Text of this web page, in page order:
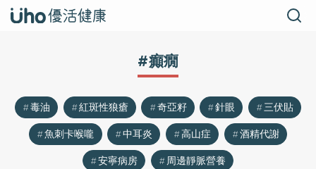
#癲癇
毒油 紅斑性狼瘡 奇亞籽 針眼
三伏貼
魚刺卡喉嚨
中耳炎 高山症
酒精代謝
安寧病房
周邊靜脈營養